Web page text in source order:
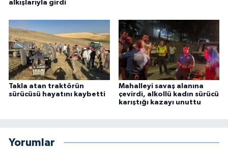
alkışlarıyla girdi
Takla atan traktörün
sürücüsü hayatını kaybetti
Mahalleyi savaş alanına
çevirdi, alkollü kadın sürücü
karıştığı kazayı unuttu
Yorumlar